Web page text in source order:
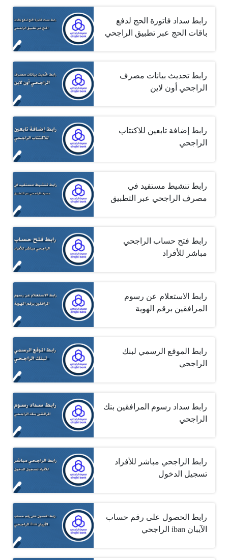
رابط سداد فاتورة الحج لدفع
باقات الحج عبر تطبيق الراجحي
رابط تحديث بيانات مصرف
الراجحي أون لاين
رابط إضافة تابعين للاكتتاب
الراجحي
رابط تنشيط مستفيد في
مصرف الراجحي عبر التطبيق
رابط فتح حساب الراجحي
مباشر للأفراد
رابط الاستعلام عن رسوم
المرافقين برقم الهوية
رابط الموقع الرسمي لبنك
الراجحي
رابط سداد رسوم المرافقين بنك
الراجحي
رابط الراجحي مباشر للأفراد
تسجيل الدخول
رابط الحصول على رقم حساب
الآيبان iban الراجحي